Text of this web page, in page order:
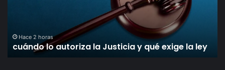
ley
Hace 2 horas
cuándo lo autoriza la Justicia y qué exige la ley